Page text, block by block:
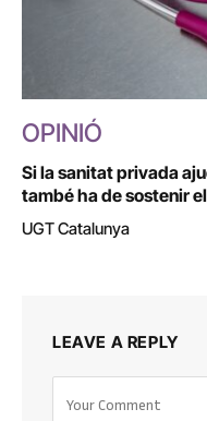
OPINIÓ
Si la sanitat privada
també ha de sostenir
UGT Catalunya
LEAVE A REPLY